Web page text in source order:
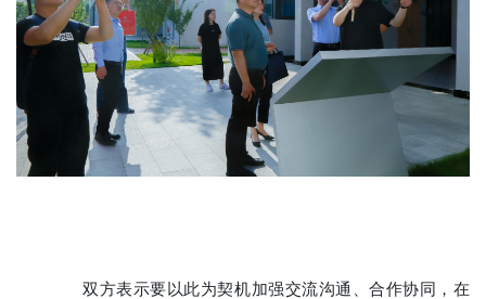
双方表示要以此为契机加强交流沟通、合作协同，在